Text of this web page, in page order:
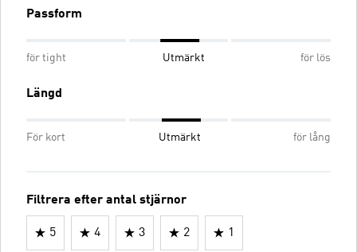
Passform
för tight Utmärkt för lös
Längd
För kort Utmärkt för lång
Filtrera efter antal stjärnor
5 4 3 2 1